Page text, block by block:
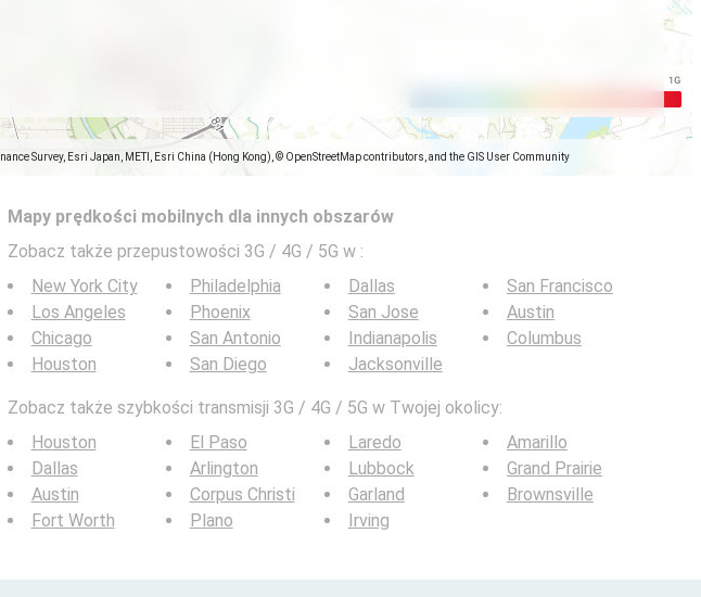
Survey, Esri Japan, METI, Esri China (Hong Kong), © OpenStreetMap contributors, and the GIS User Community
Mapy prędkości mobilnych dla innych obszarów
Zobacz także przepustowości 3G / 4G / 5G w :
New York City
Los Angeles
Chicago
Houston
Philadelphia
Phoenix
San Antonio
San Diego
Dallas
San Jose
Indianapolis
Jacksonville
San Francisco
Austin
Columbus
Zobacz także szybkości transmisji 3G / 4G / 5G w Twojej okolicy:
Houston
Dallas
Austin
Fort Worth
El Paso
Arlington
Corpus Christi
Plano
Laredo
Lubbock
Garland
Irving
Amarillo
Grand Prairie
Brownsville